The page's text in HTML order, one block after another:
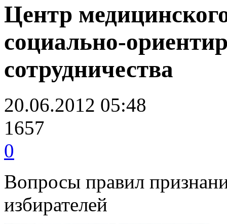
Центр
социально-
сотрудничества
20.06.2012 05:48
1657
0
Вопросы правил
избирателей